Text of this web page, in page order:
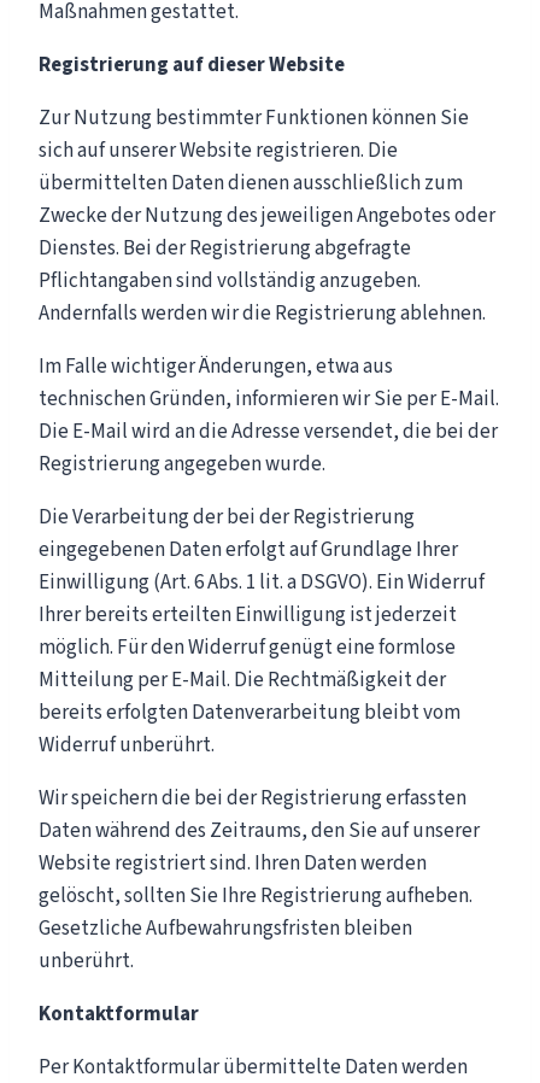
Maßnahmen gestattet.
Registrierung auf dieser Website
Zur Nutzung bestimmter Funktionen können Sie
sich auf unserer Website registrieren. Die
übermittelten Daten dienen ausschließlich zum
Zwecke der Nutzung des jeweiligen Angebotes oder
Dienstes. Bei der Registrierung abgefragte
Pflichtangaben sind vollständig anzugeben.
Andernfalls werden wir die Registrierung ablehnen.
Im Falle wichtiger Änderungen, etwa aus
technischen Gründen, informieren wir Sie per E-Mail.
Die E-Mail wird an die Adresse versendet, die bei der
Registrierung angegeben wurde.
Die Verarbeitung der bei der Registrierung
eingegebenen Daten erfolgt auf Grundlage Ihrer
Einwilligung (Art. 6 Abs. 1 lit. a DSGVO). Ein Widerruf
Ihrer bereits erteilten Einwilligung ist jederzeit
möglich. Für den Widerruf genügt eine formlose
Mitteilung per E-Mail. Die Rechtmäßigkeit der
bereits erfolgten Datenverarbeitung bleibt vom
Widerruf unberührt.
Wir speichern die bei der Registrierung erfassten
Daten während des Zeitraums, den Sie auf unserer
Website registriert sind. Ihren Daten werden
gelöscht, sollten Sie Ihre Registrierung aufheben.
Gesetzliche Aufbewahrungsfristen bleiben
unberührt.
Kontaktformular
Per Kontaktformular übermittelte Daten werden